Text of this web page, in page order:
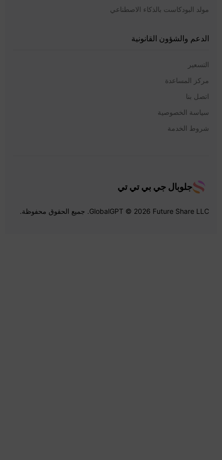
مولد البودكاست بالذكاء الاصطناعي
الدعم والشؤون القانونية
التسعير
مركز المساعدة
اتصل بنا
سياسة الخصوصية
شروط الخدمة
جلوبال جي بي تي تي
GlobalGPT © 2026 Future Share LLC. جميع الحقوق محفوظة.